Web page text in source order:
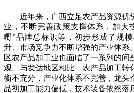
近年来，广西立足农产品资源优
业，不断完善政策支撑体系，加大
嘢”品牌总标识等，初步形成了规
升、市场竞争力不断增强的产业体系
区农产品加工业也面临了一系列的问
观。与发达地区相比，农产品加工转
衡不充分，产业化体系不完善，龙头
品初加工能力偏低，技术装备依然落